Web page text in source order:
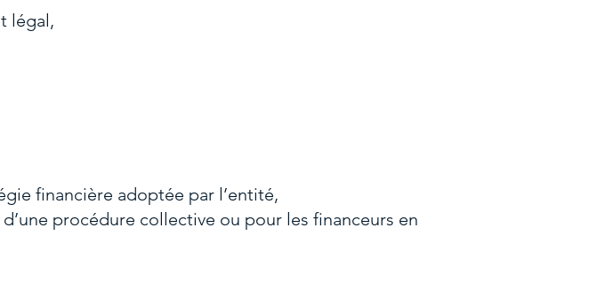
légal,
financière adoptée par l’entité,
procédure collective ou pour les financeurs en